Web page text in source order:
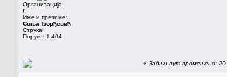
Организација:
/
Име и презиме:
Соња Ђорђевић
Струка:
Поруке: 1.404
« Задњи пут промењено: